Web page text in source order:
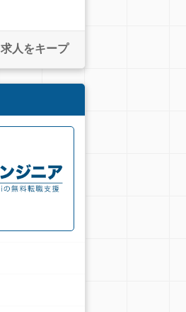
求人をキープ